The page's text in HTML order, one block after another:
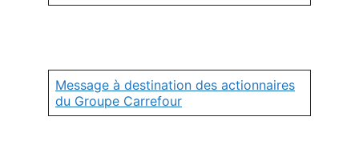
Message à destination des actionnaires
du Groupe Carrefour